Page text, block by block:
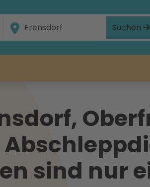
Suchen
sind nur